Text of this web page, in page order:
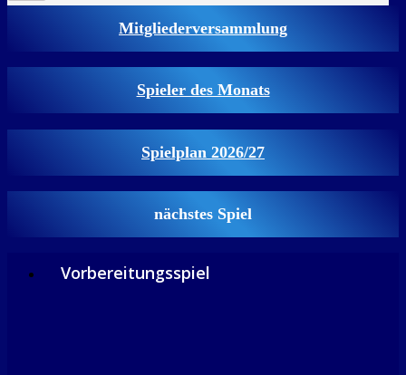
Mitgliederversammlung
Spieler des Monats
Spielplan 2026/27
nächstes Spiel
Vorbereitungsspiel